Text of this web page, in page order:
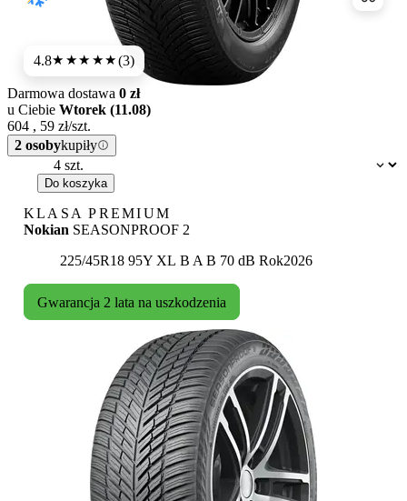
4.8★★★★★(3)
Dostępność:
Darmowa dostawa 0 zł
u Ciebie Wtorek (11.08)
604 , 59 zł/szt.
2 osobykupiły
Do koszyka
KLASA PREMIUM
Nokian SEASONPROOF 2
225/45R18 95Y XL Etykieta:
B A B 70 dB Rok2026
Gwarancja 2 lata na uszkodzenia